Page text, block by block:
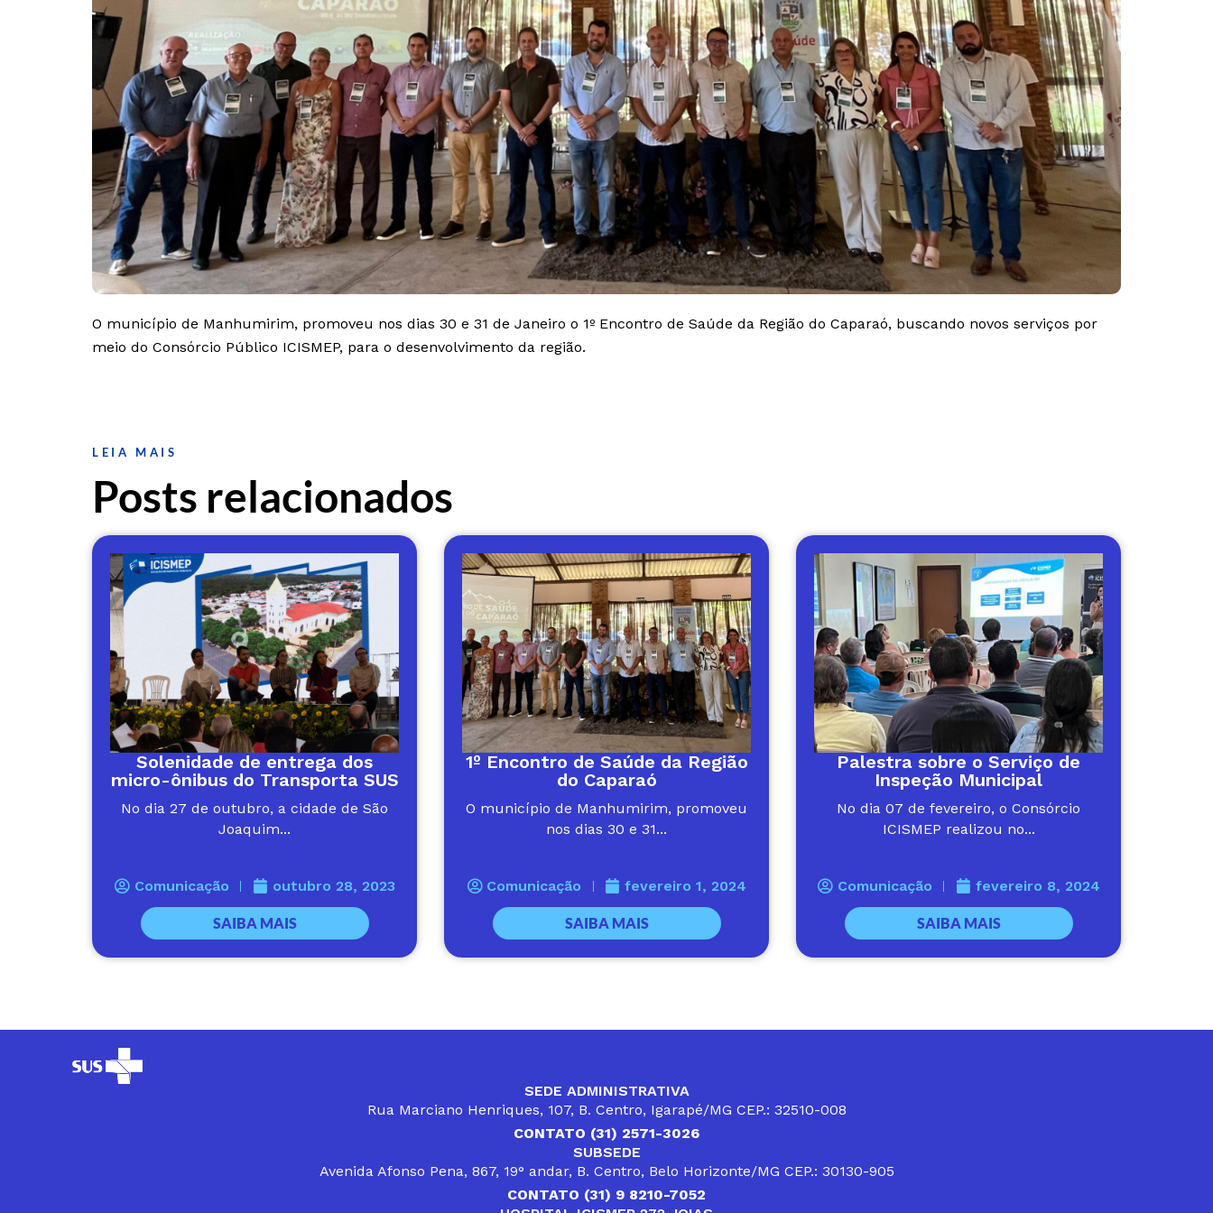
O município de Manhumirim, promoveu nos dias 30 e 31 de Janeiro o 1º Encontro de Saúde da Região do Caparaó, buscando novos serviços por
meio do Consórcio Público ICISMEP, para o desenvolvimento da região.
LEIA MAIS
Posts relacionados
Solenidade de entrega dos
micro-ônibus do Transporta SUS
No dia 27 de outubro, a cidade de São
Joaquim...
Comunicação outubro 28, 2023
SAIBA MAIS
1º Encontro de Saúde da Região
do Caparaó
O município de Manhumirim, promoveu
nos dias 30 e 31...
Comunicação fevereiro 1, 2024
SAIBA MAIS
Palestra sobre o Serviço de
Inspeção Municipal
No dia 07 de fevereiro, o Consórcio
ICISMEP realizou no...
Comunicação fevereiro 8, 2024
SAIBA MAIS
SEDE ADMINISTRATIVA
Rua Marciano Henriques, 107, B. Centro, Igarapé/MG CEP.: 32510-008
CONTATO (31) 2571-3026
SUBSEDE
Avenida Afonso Pena, 867, 19° andar, B. Centro, Belo Horizonte/MG CEP.: 30130-905
CONTATO (31) 9 8210-7052